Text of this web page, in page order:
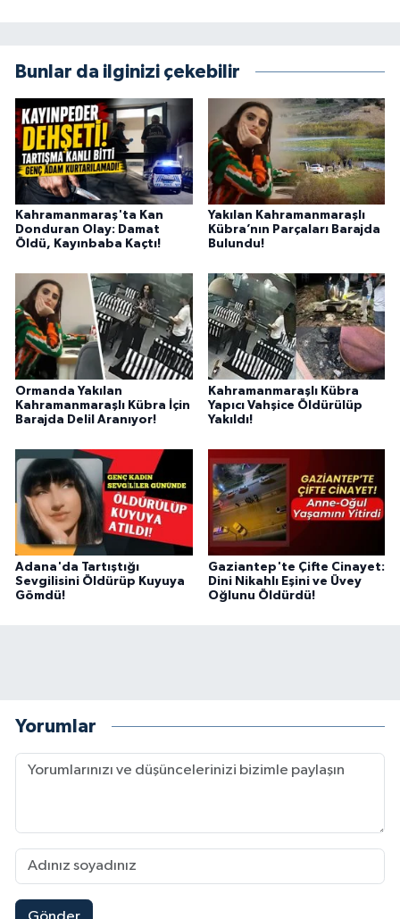
Bunlar da ilginizi çekebilir
Kahramanmaraş'ta Kan
Donduran Olay: Damat
Öldü, Kayınbaba Kaçtı!
Yakılan Kahramanmaraşlı
Kübra’nın Parçaları Barajda
Bulundu!
Ormanda Yakılan
Kahramanmaraşlı Kübra İçin
Barajda Delil Aranıyor!
Kahramanmaraşlı Kübra
Yapıcı Vahşice Öldürülüp
Yakıldı!
Adana'da Tartıştığı
Sevgilisini Öldürüp Kuyuya
Gömdü!
Gaziantep'te Çifte Cinayet:
Dini Nikahlı Eşini ve Üvey
Oğlunu Öldürdü!
Yorumlar